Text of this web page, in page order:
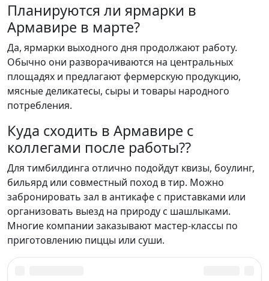
Планируются ли ярмарки в
Армавире в марте?
Да, ярмарки выходного дня продолжают работу.
Обычно они разворачиваются на центральных
площадях и предлагают фермерскую продукцию,
мясные деликатесы, сыры и товары народного
потребления.
Куда сходить в Армавире с
коллегами после работы??
Для тимбилдинга отлично подойдут квизы, боулинг,
бильярд или совместный поход в тир. Можно
забронировать зал в антикафе с приставками или
организовать выезд на природу с шашлыками.
Многие компании заказывают мастер-классы по
приготовлению пиццы или суши.